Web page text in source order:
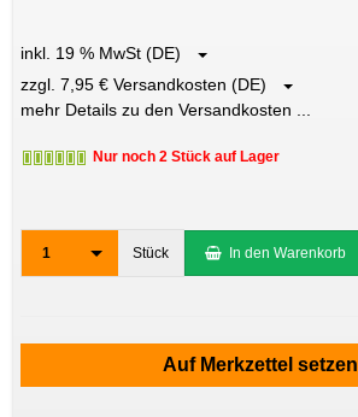
inkl. 19 % MwSt (DE)
zzgl. 7,95 € Versandkosten (DE)
mehr Details zu den Versandkosten ...
Nur noch 2 Stück auf Lager
1 Stück In den Warenkorb
Auf Merkzettel setzen